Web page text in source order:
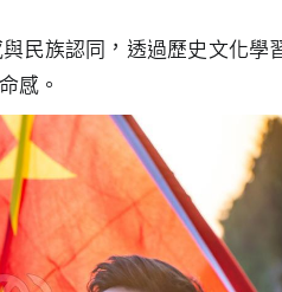
民族認同，透過歷史文化學
感。